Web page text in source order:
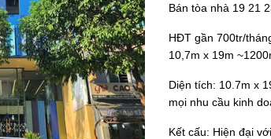
Bán tòa nhà 19 21
HĐT gần 700tr/
10,7m x 19m
Diện tích: 10.7m x
mọi nhu cầu kinh
Kết cấu: Hiện đại